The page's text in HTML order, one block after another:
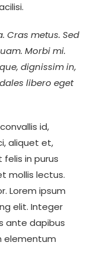
Cras metus. Sed
Morbi mi.
dignissim in,
libero eget
id,
aliquet et,
felis in purus
mollis lectus.
Lorem ipsum
elit. Integer
ante dapibus
elementum